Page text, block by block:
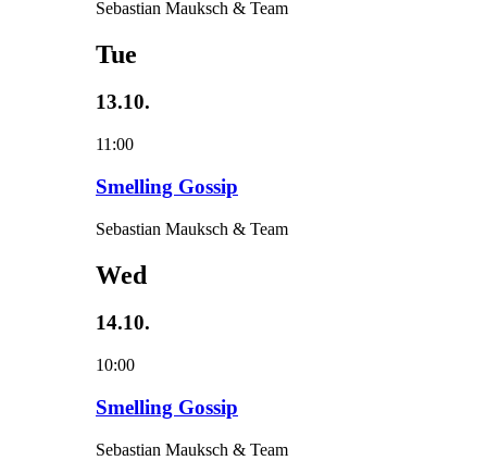
Sebastian Mauksch & Team
Tue
13.10.
11:00
Smelling Gossip
Sebastian Mauksch & Team
Wed
14.10.
10:00
Smelling Gossip
Sebastian Mauksch & Team